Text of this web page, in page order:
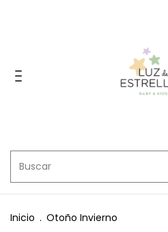
Inicio . Otoño Invierno